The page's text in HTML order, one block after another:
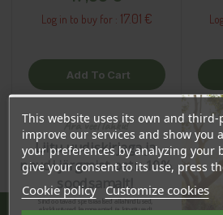
Log in to buy for : 17.01 €
Add To Cart
This website uses its own and third-
improve our services and show you
your preferences by analyzing your
give your consent to its use, press
Cookie policy Customize cookies
Ära veel lahku!
Liitu uudiskirjaga ja
naudi järgmist ostu 10%
soodsamalt!
Sind ootavad spetsiaalsed allahindlused,
eksklusiivsed kampaaniad ja kingitused!